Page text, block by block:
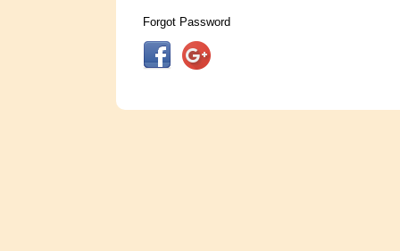
Forgot Password